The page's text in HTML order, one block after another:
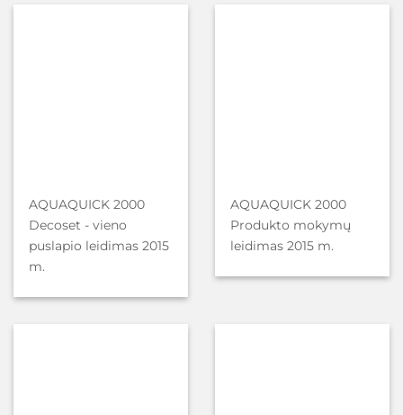
AQUAQUICK 2000
Decoset - vieno
puslapio leidimas 2015
m.
AQUAQUICK 2000
Produkto mokymų
leidimas 2015 m.